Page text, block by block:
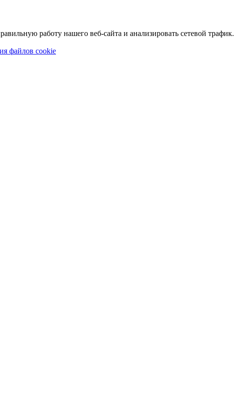
работу нашего веб-сайта и анализировать сетевой трафик.
файлов cookie